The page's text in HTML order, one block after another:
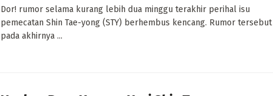
Dor! rumor selama kurang lebih dua minggu terakhir perihal isu
pemecatan Shin Tae-yong (STY) berhembus kencang. Rumor tersebut
pada akhirnya ...